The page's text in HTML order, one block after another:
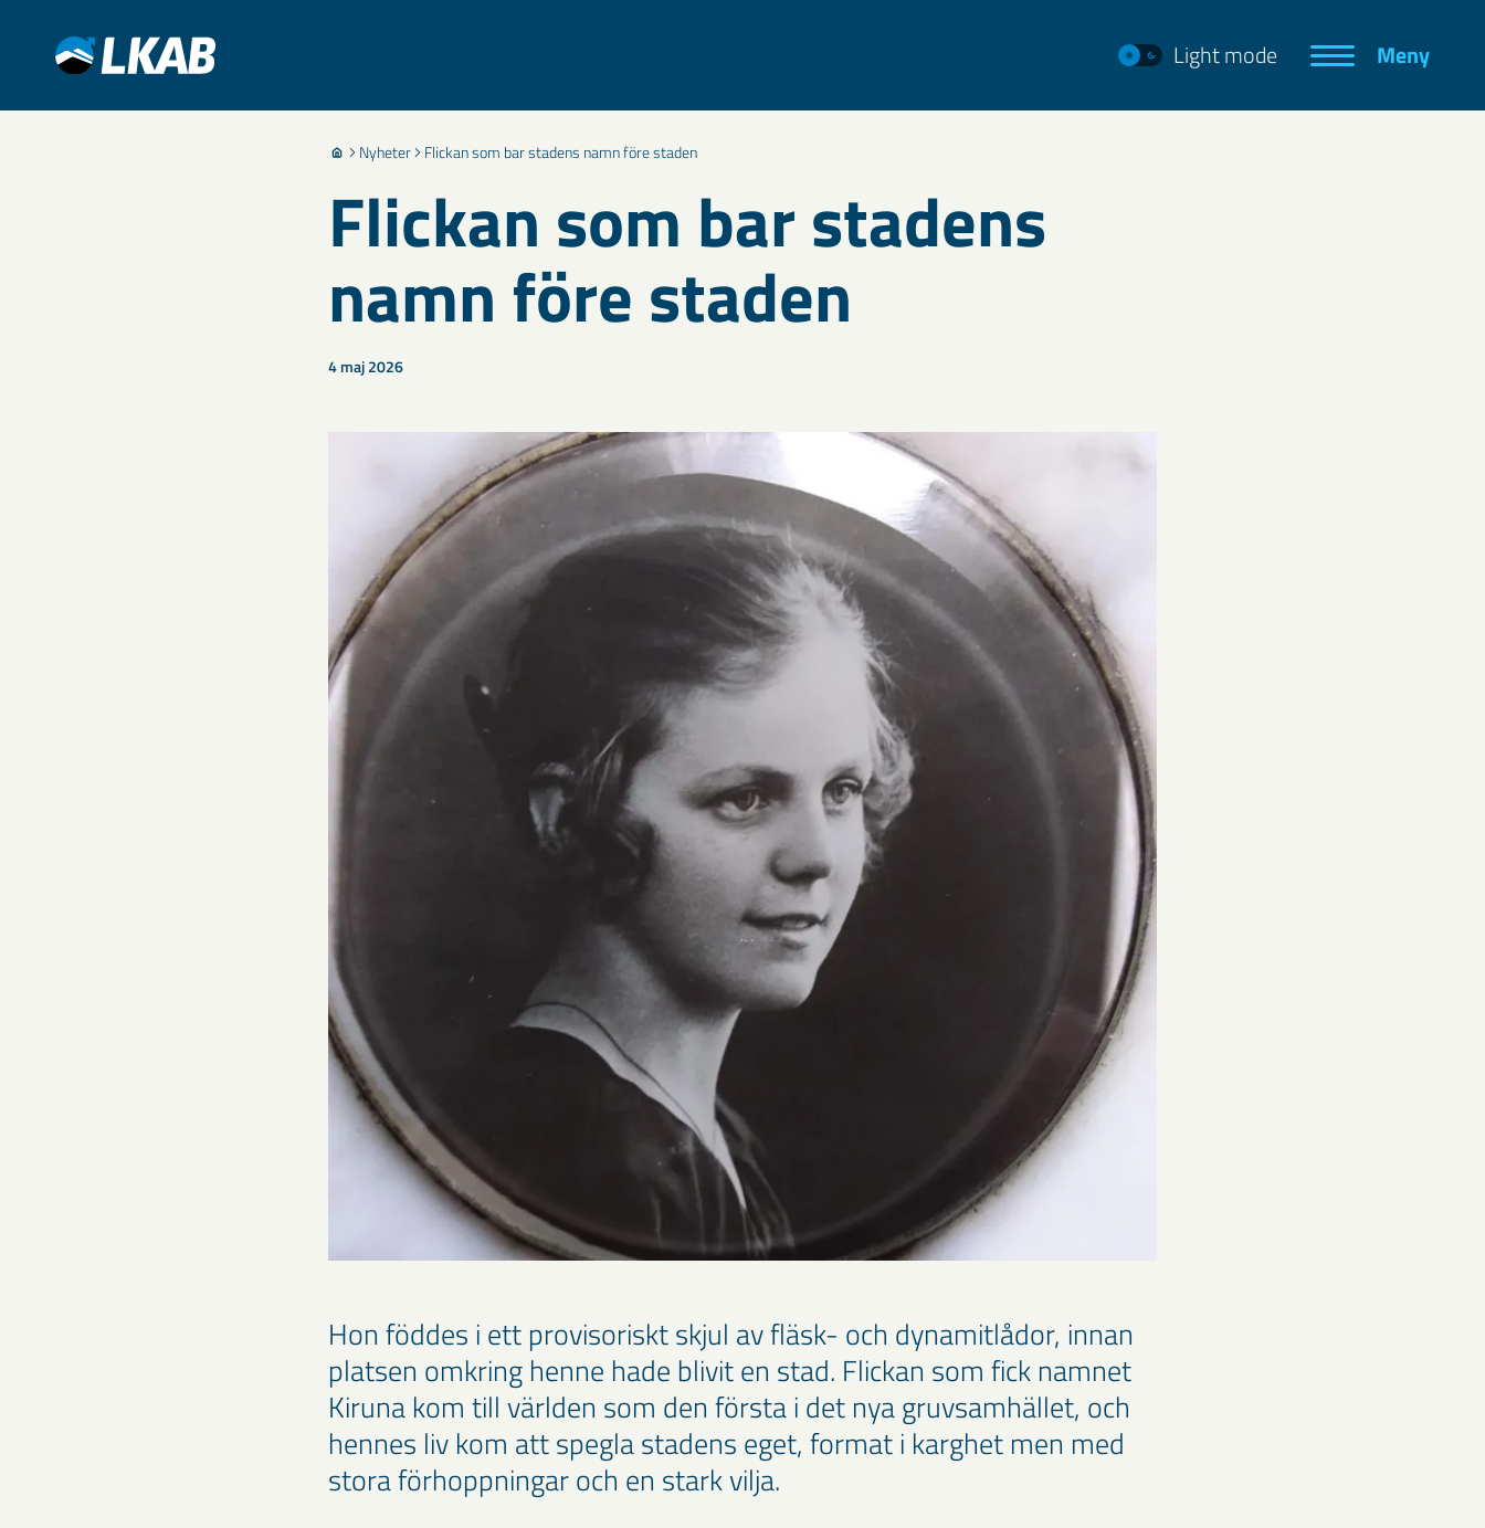
Light mode Meny
Nyheter Flickan som bar stadens namn före staden
Flickan som bar stadens
namn före staden
4 maj 2026
Hon föddes i ett provisoriskt skjul av fläsk- och dynamitlådor, innan
platsen omkring henne hade blivit en stad. Flickan som fick namnet
Kiruna kom till världen som den första i det nya gruvsamhället, och
hennes liv kom att spegla stadens eget, format i karghet men med
stora förhoppningar och en stark vilja.